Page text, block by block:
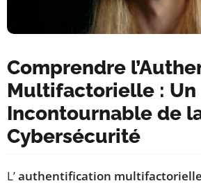
Comprendre
Multifactorielle : Un
Incontournable de
Cybersécurité
L’authentification multifactorielle